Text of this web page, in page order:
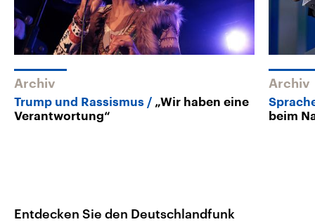
Archiv
Trump und Rassismus
„Wir haben eine
Verantwortung“
Archiv
beim
Entdecken Sie den Deutschlandfunk